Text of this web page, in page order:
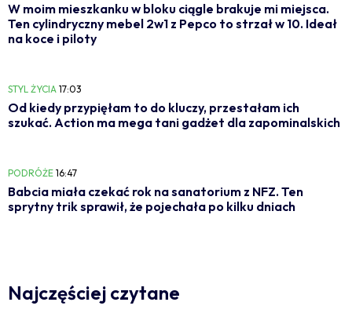
W moim mieszkanku w bloku ciągle brakuje mi miejsca.
Ten cylindryczny mebel 2w1 z Pepco to strzał w 10. Ideał
na koce i piloty
STYL ŻYCIA 17:03
Od kiedy przypięłam to do kluczy, przestałam ich
szukać. Action ma mega tani gadżet dla zapominalskich
PODRÓŻE 16:47
Babcia miała czekać rok na sanatorium z NFZ. Ten
sprytny trik sprawił, że pojechała po kilku dniach
Najczęściej czytane